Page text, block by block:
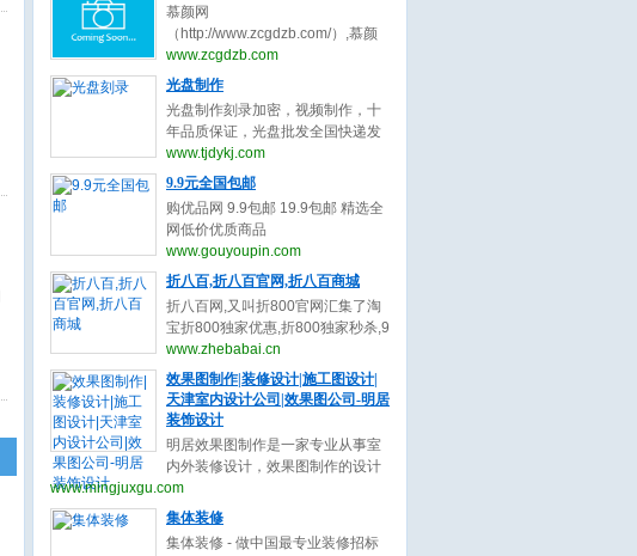
动秒收录吧！
与收录,您可以自助申请加入我们获
取免费的优质外链，获取高质量的
自然流量，还等什么赶快加入自动
秒收录吧！
慕颜网
（http://www.zcgdzb.com/）,慕颜
整形网提供整形最新最全资讯。双
眼皮谁最好？中国十大隆鼻专家都
害？隆鼻修复谁厉害？隆鼻医生谁
最好？脂肪填充找哪个专家呢？不
懂的整形问题和医生了解。上慕颜
整形预约网。
www.zcgdzb.com
光盘制作
光盘制作刻录加密，视频制作，十
年品质保证，光盘批发全国快递发
货，光盘厂直接供货，质优价廉，
交货期快,24小时热
www.tjdykj.com
9.9元全国包邮
购优品网 9.9包邮 19.9包邮 精选全
网低价优质商品
（www.gouyoupin.com）
www.gouyoupin.com
折八百,折八百官网,折八百商城
折八百网,又叫折800官网汇集了淘
宝折800独家优惠,折800独家秒杀,9
块9元包邮,折800报名信息大全，是
网购用户的首选省钱导购资讯网站!
（www.zhebabai.cn）
www.zhebabai.cn
效果图制作|装修设计|施工图设计|
天津室内设计公司|效果图公司-明居
装饰设计
明居效果图制作是一家专业从事室
内外装修设计，效果图制作的设计
团队，专业的细分，专业的服务，
为您提供24小时咨询服务。
www.mingjuxgu.com
集体装修
集体装修 - 做中国最专业装修招标